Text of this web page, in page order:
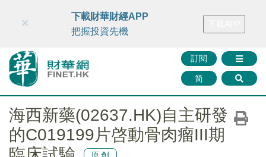
財華智庫網 FINTV FINMETA 財華證券 媒體矩陣
訂閱
简
×
下載財華財經APP
把握投資先機
海西新藥(02637.HK)自主研發
的C019199片啓動骨肉瘤III期